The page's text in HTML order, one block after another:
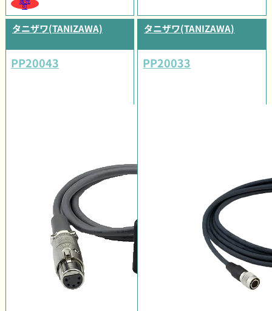
可
タニザワ(TANIZAWA)
PP20043
タニザワ(TANIZAWA)
PP20033